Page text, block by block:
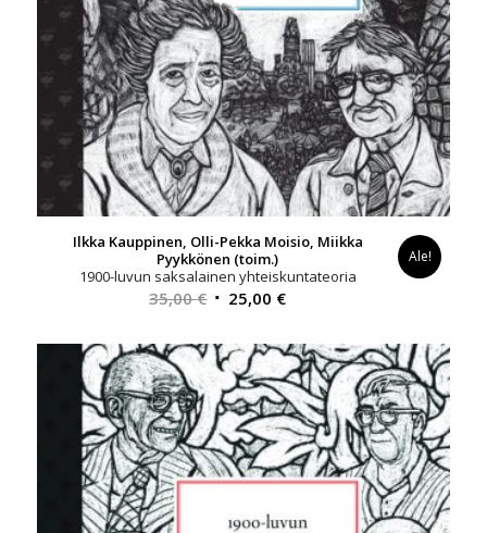
Ilkka Kauppinen, Olli-Pekka Moisio, Miikka
Pyykkönen (toim.)
1900-luvun saksalainen yhteiskuntateoria
35,00€ Alkuperäinen
oli:
35,00 €.
25,00 €Nykyinen
on:
25,00 €.
Ale!